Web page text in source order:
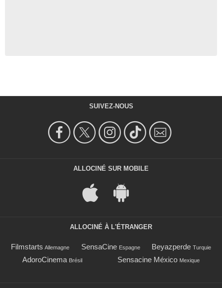
SUIVEZ-NOUS
ALLOCINÉ SUR MOBILE
ALLOCINÉ À L'ÉTRANGER
Filmstarts Allemagne SensaCine Espagne Beyazperde Turquie
AdoroCinema Brésil Sensacine México Mexique